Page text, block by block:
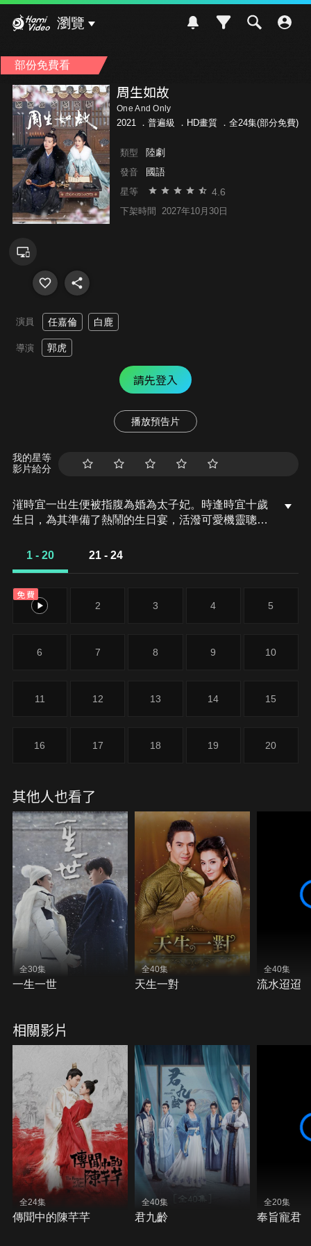
瀏覽
部份免費看
周生如故
One And Only
2021 ． 普遍級 ．HD畫質 ．全24集(部分免費)
類型 陸劇
發音 國語
星等 4.6
下架時間 2027年10月30日
演員 任嘉倫 白鹿
導演 郭虎
請先登入
播放預告片
我的星等
影片給分
漼時宜一出生便被指腹為婚為太子妃。時逢時宜十歲
生日，為其準備了熱鬧的生日宴，活潑可愛機靈聰慧
爹得罪皇后高氏一族，時宜母親不得不提出和離，阿
悲傷過度而致失語症，無法開口說話。
1 - 20 21 - 24
免費
1 2 3 4 5
6 7 8 9 10
11 12 13 14 15
16 17 18 19 20
其他人也看了
全30集
一生一世
全40集
天生一對
全40集
流水迢迢
相關影片
全24集
傳聞中的陳芊芊
全40集
君九齡
全20集
奉旨寵君